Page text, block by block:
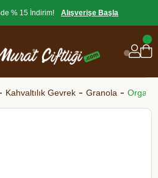
% 15 İndirim! Alışverişe Başla
Kahvaltılık Gevrek Granola